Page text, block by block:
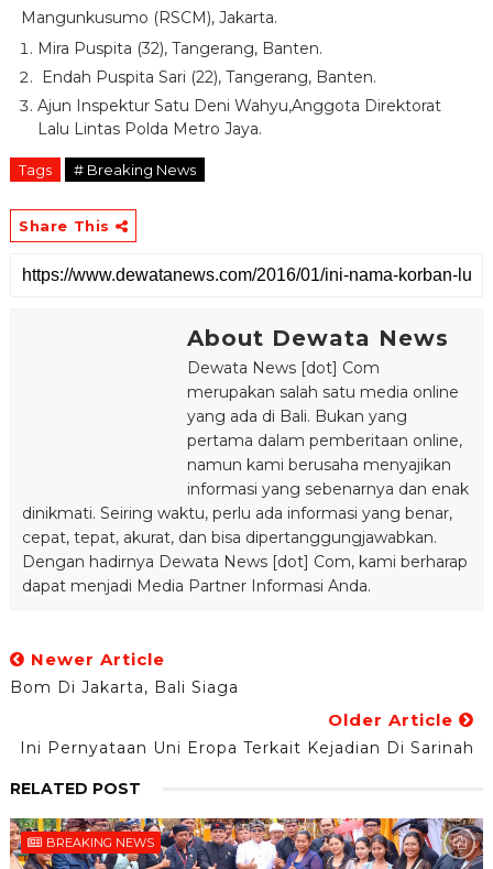
Mangunkusumo (RSCM), Jakarta.
Mira Puspita (32), Tangerang, Banten.
Endah Puspita Sari (22), Tangerang, Banten.
Ajun Inspektur Satu Deni Wahyu,Anggota Direktorat
Lalu Lintas Polda Metro Jaya.
Tags # Breaking News
Share This
About Dewata News
Dewata News [dot] Com
merupakan salah satu media online
yang ada di Bali. Bukan yang
pertama dalam pemberitaan online,
namun kami berusaha menyajikan
informasi yang sebenarnya dan enak
dinikmati. Seiring waktu, perlu ada informasi yang benar,
cepat, tepat, akurat, dan bisa dipertanggungjawabkan.
Dengan hadirnya Dewata News [dot] Com, kami berharap
dapat menjadi Media Partner Informasi Anda.
Newer Article
Bom Di Jakarta, Bali Siaga
Older Article
Ini Pernyataan Uni Eropa Terkait Kejadian Di Sarinah
RELATED POST
BREAKING NEWS